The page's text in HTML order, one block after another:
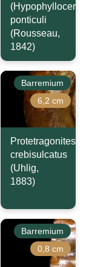
(Hypophylloceras)
ponticuli
(Rousseau,
1842)
Barremium
6,2 cm
Protetragonites
crebisulcatus
(Uhlig,
1883)
Barremium
0,8 cm